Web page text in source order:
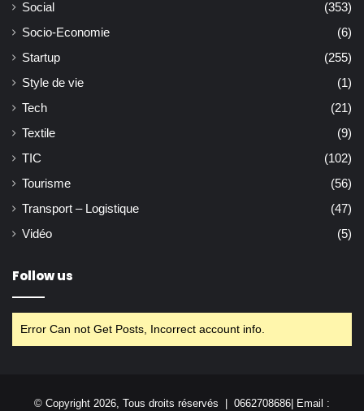
Social
(353)
Socio-Economie
(6)
Startup
(255)
Style de vie
(1)
Tech
(21)
Textile
(9)
TIC
(102)
Tourisme
(56)
Transport – Logistique
(47)
Vidéo
(5)
Follow us
Error Can not Get Posts, Incorrect account info.
© Copyright 2026, Tous droits réservés | 0662708686| Email :